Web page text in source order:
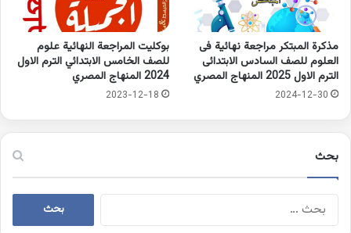
مذكرة المبتكر مراجعة نهائية فى
العلوم للصف السادس الابتدائى
الترم الاول 2025 المنهاج المصري
2024-12-30
بوكليت المراجعة النهائية علوم
للصف الخامس الابتدائي الترم الاول
2024 المنهاج المصري
2023-12-18
بحث
البحث